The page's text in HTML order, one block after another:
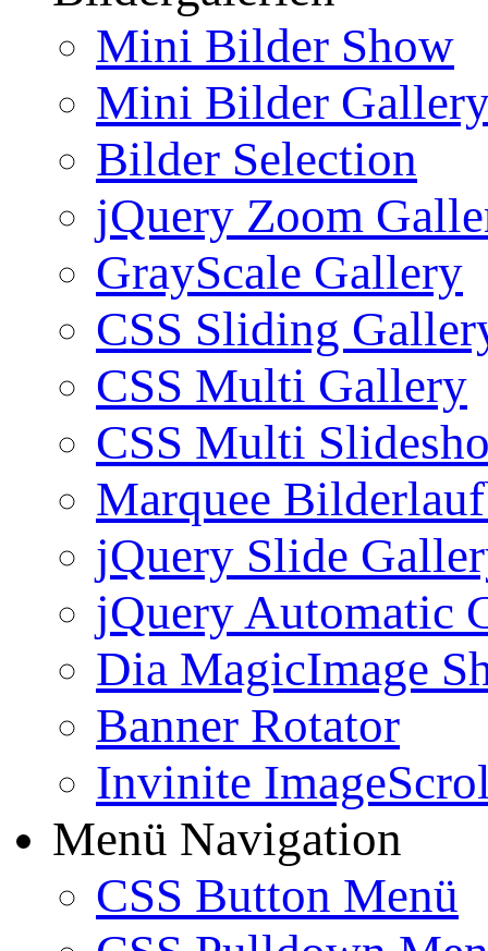
Mini Bilder Show
Mini Bilder
Bilder Selection
jQuery Zoom
GrayScale Gallery
CSS Sliding
CSS Multi Gallery
CSS Multi
Marquee
jQuery Slide
jQuery Automatic
Dia MagicImage
Banner Rotator
Invinite
Menü Navigation
CSS Button Menü